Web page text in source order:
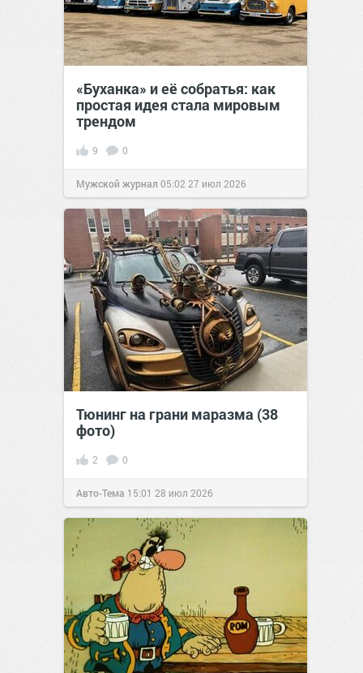
«Буханка» и её собратья: как
простая идея стала мировым
трендом
9 0
Мужской журнал 05:02 27 июл 2026
Тюнинг на грани маразма (38
фото)
2 0
Авто-Тема 15:01 28 июл 2026